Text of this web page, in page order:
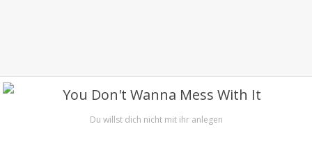
Du willst dich nicht mit ihr anlegen